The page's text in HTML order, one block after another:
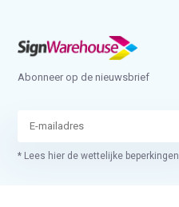
Abonneer op de nieuwsbrief
* Lees hier de wettelijke beperkingen